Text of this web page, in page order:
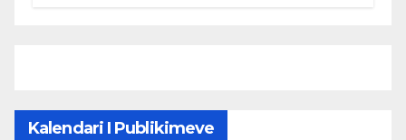
Kalendari I Publikimeve